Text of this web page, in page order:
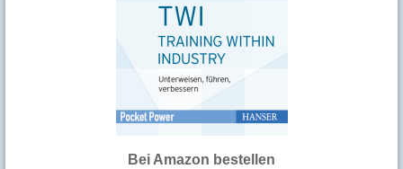
Bei Amazon bestellen